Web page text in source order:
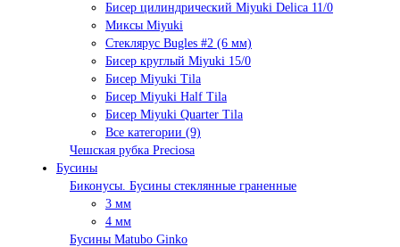
Бисер цилиндрический Miyuki Delica 11/0
Миксы Miyuki
Стеклярус Bugles #2 (6 мм)
Бисер круглый Miyuki 15/0
Бисер Miyuki Tila
Бисер Miyuki Half Tila
Бисер Miyuki Quarter Tila
Все категории (9)
Чешская рубка Preciosa
Бусины
Биконусы. Бусины стеклянные граненные
3 мм
4 мм
Бусины Matubo Ginko